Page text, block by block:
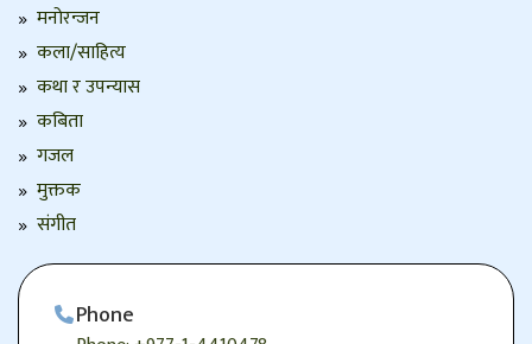
मनोरन्जन
कला/साहित्य
कथा र उपन्यास
कबिता
गजल
मुक्तक
संगीत
Phone